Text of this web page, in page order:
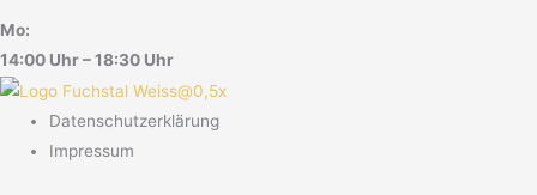
Mo:
14:00 Uhr – 18:30 Uhr
Datenschutzerklärung
Impressum